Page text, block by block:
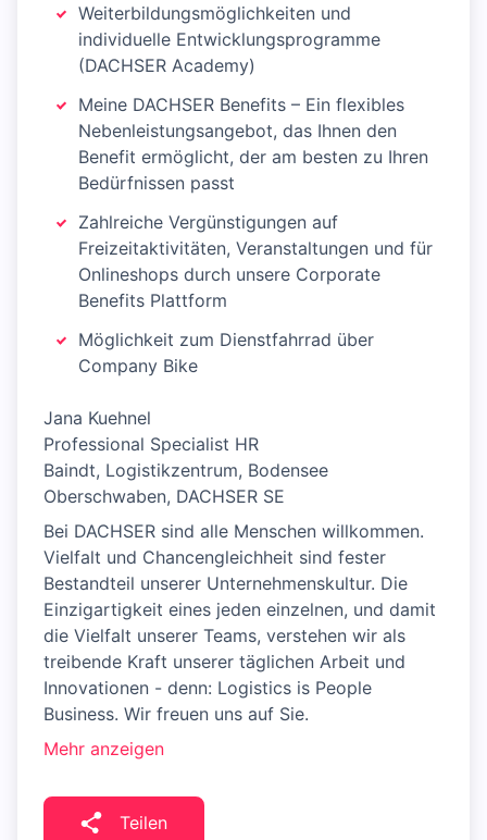
Weiterbildungsmöglichkeiten und
individuelle Entwicklungsprogramme
(DACHSER Academy)
Meine DACHSER Benefits – Ein flexibles
Nebenleistungsangebot, das Ihnen den
Benefit ermöglicht, der am besten zu Ihren
Bedürfnissen passt
Zahlreiche Vergünstigungen auf
Freizeitaktivitäten, Veranstaltungen und für
Onlineshops durch unsere Corporate
Benefits Plattform
Möglichkeit zum Dienstfahrrad über
Company Bike
Jana Kuehnel
Professional Specialist HR
Baindt, Logistikzentrum, Bodensee
Oberschwaben, DACHSER SE
Bei DACHSER sind alle Menschen willkommen.
Vielfalt und Chancengleichheit sind fester
Bestandteil unserer Unternehmenskultur. Die
Einzigartigkeit eines jeden einzelnen, und damit
die Vielfalt unserer Teams, verstehen wir als
treibende Kraft unserer täglichen Arbeit und
Innovationen - denn: Logistics is People
Business. Wir freuen uns auf Sie.
Mehr anzeigen
Teilen